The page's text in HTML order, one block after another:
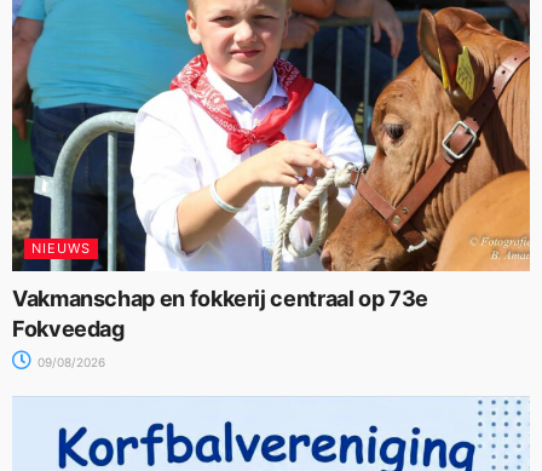
NIEUWS
Vakmanschap en fokkerij centraal op 73e
Fokveedag
09/08/2026